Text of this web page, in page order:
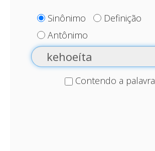
Sinônimo
Definição
Antônimo
Contendo a palavra